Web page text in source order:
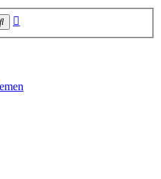
Suche